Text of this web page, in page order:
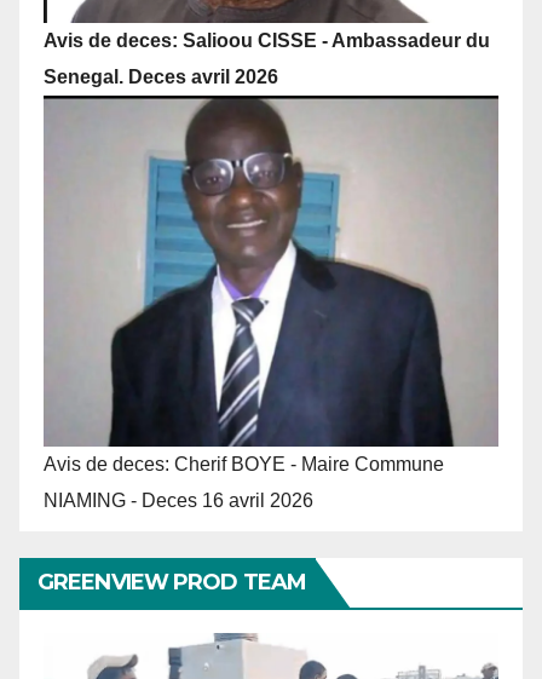
Avis de deces: Salioou CISSE - Ambassadeur du
Senegal. Deces avril 2026
Avis de deces: Cherif BOYE - Maire Commune
NIAMING - Deces 16 avril 2026
GREENVIEW PROD TEAM